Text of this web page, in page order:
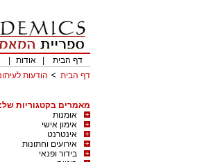
דף הבית
אודות
דף הבית
הודעות
מאמרים בקטגוריות של:
אומנות
אימון אישי
אינטרנט
אירועים וחתונות
בידור ופנאי